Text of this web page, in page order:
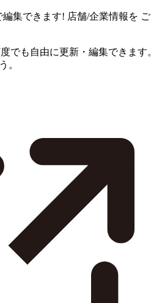
編集できます! 店舗/企業情報を ご
でも自由に更新・編集できます。
。